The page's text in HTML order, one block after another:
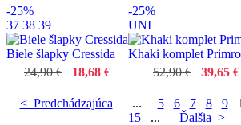
-25%
37 38 39
Biele šlapky Cressida
24,90 €
18,68 €
-25%
UNI
Khaki komplet
52,90 €
39,65 €
< Predchádzajúca ... 5 6 7 8 9
15... Ďalšia >